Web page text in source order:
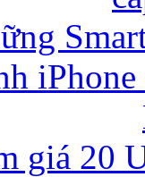
giá 20